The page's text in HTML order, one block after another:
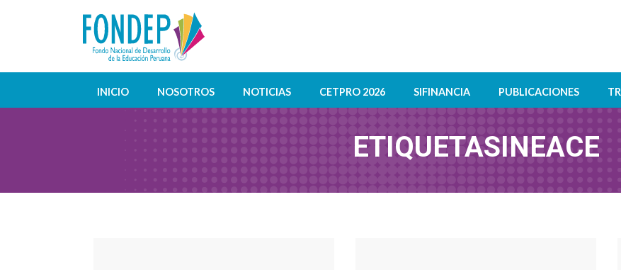
INICIO NOSOTROS NOTICIAS CETPRO 2026 SIFINANCIA PUBLICACIONES
ETIQUETASINEACE